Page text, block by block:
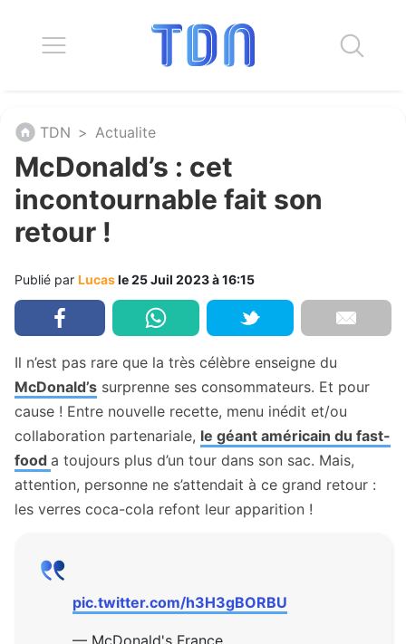
TDN > Actualite
McDonald’s : cet
incontournable fait son
retour !
Publié par Lucasle 25 Juil 2023 à 16:15
Il n’est pas rare que la très célèbre enseigne du
McDonald’s surprenne ses consommateurs. Et pour
cause ! Entre nouvelle recette, menu inédit et/ou
collaboration partenariale, le géant américain du fast-
food a toujours plus d’un tour dans son sac. Mais,
attention, personne ne s’attendait à ce grand retour :
les verres coca-cola refont leur apparition !
pic.twitter.com/h3H3gBORBU